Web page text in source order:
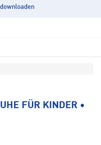
downloaden
FÜR KINDER •